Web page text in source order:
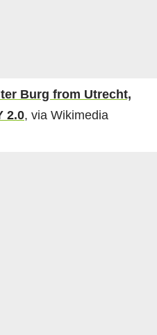
Burg from Utrecht,
2.0, via Wikimedia